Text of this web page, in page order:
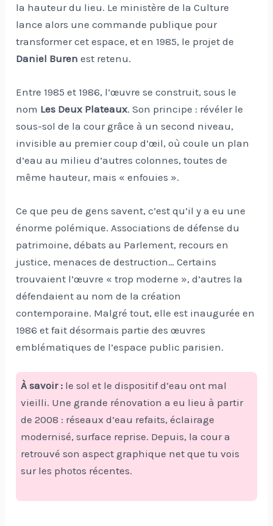
la hauteur du lieu. Le ministère de la Culture
lance alors une commande publique pour
transformer cet espace, et en 1985, le projet de
Daniel Buren est retenu.
Entre 1985 et 1986, l’œuvre se construit, sous le
nom Les Deux Plateaux. Son principe : révéler le
sous-sol de la cour grâce à un second niveau,
invisible au premier coup d’œil, où coule un plan
d’eau au milieu d’autres colonnes, toutes de
même hauteur, mais « enfouies ».
Ce que peu de gens savent, c’est qu’il y a eu une
énorme polémique. Associations de défense du
patrimoine, débats au Parlement, recours en
justice, menaces de destruction… Certains
trouvaient l’œuvre « trop moderne », d’autres la
défendaient au nom de la création
contemporaine. Malgré tout, elle est inaugurée en
1986 et fait désormais partie des œuvres
emblématiques de l’espace public parisien.
À savoir : le sol et le dispositif d’eau ont mal
vieilli. Une grande rénovation a eu lieu à partir
de 2008 : réseaux d’eau refaits, éclairage
modernisé, surface reprise. Depuis, la cour a
retrouvé son aspect graphique net que tu vois
sur les photos récentes.